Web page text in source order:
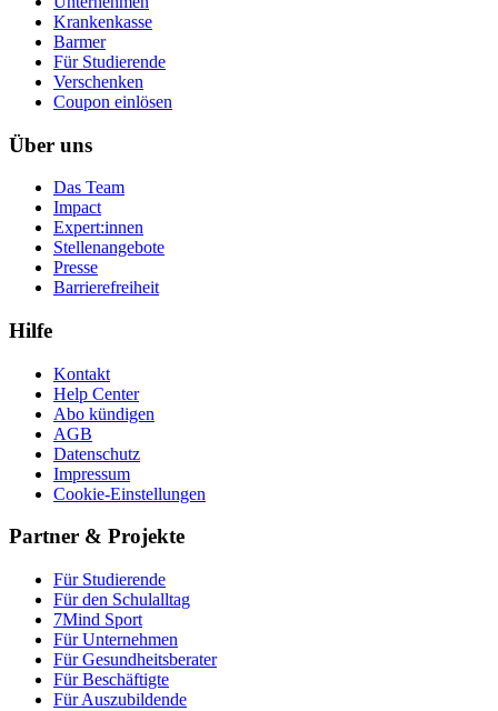
Krankenkasse
Barmer
Für Studierende
Ver­schen­ken
Coupon einlösen
Über uns
Das Team
Impact
Expert:innen
Stellenangebote
Presse
Barrierefreiheit
Hilfe
Kontakt
Help Center
Abo kündigen
AGB
Datenschutz
Impressum
Cookie-Einstellungen
Partner & Projekte
Für Stu­die­rende
Für den Schulalltag
7Mind Sport
Für Unter­neh­men
Für Gesund­heits­be­ra­ter
Für Beschäftigte
Für Auszubildende